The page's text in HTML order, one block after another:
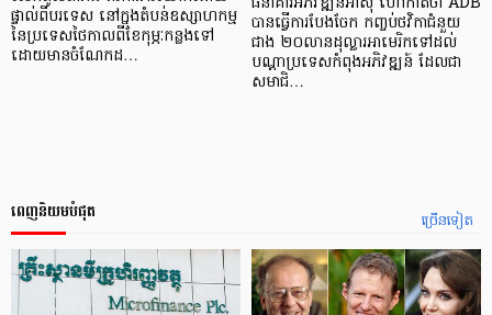
ផ្ទាល់ពីបរទេស នៅក្នុងតំបន់ឧស្សាហកម្ម
នៃប្រទេសថៃកាលពីខែកុម្ភៈកន្លងទៅ
ដោយមានចំណែកដ…
បានធ្វើការបែងចែក កញ្ចប់ថវិកាជំនួយ
ជាង ២០លានដុល្លារអាមេរិកទៅដល់
បណ្តាប្រទេសកំពុងអភិវឌ្ឍន៍ ដែលជា
សមាជិ…
ច្រើនទៀត
ពេញនិយមបំផុត